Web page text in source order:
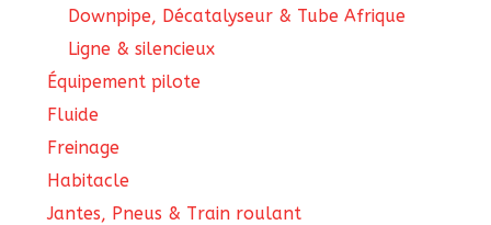
Downpipe, Décatalyseur & Tube Afrique
Ligne & silencieux
Équipement pilote
Fluide
Freinage
Habitacle
Jantes, Pneus & Train roulant